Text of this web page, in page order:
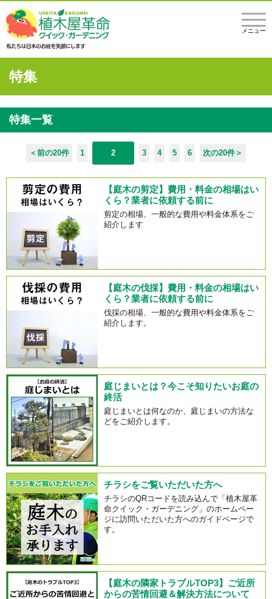
メニュー
特集
特集一覧
＜前の20件 1 2 3 4 5 6 次の20件＞
【庭木の剪定】費用・料金の相場はい
くら？業者に依頼する前に
剪定の相場、一般的な費用や料金体系をご
紹介します
【庭木の伐採】費用・料金の相場はい
くら？業者に依頼する前に
伐採の相場、一般的な費用や料金体系をご
紹介します。
庭じまいとは？今こそ知りたいお庭の
終活
庭じまいとは何なのか、庭じまいの方法な
どをご紹介します。
チラシをご覧いただいた方へ
チラシのQRコードを読み込んで「植木屋革
命クイック・ガーデニング」のホームペー
ジに訪問いただいた方へのガイドページで
す。
【庭木の隣家トラブルTOP3】ご近所
からの苦情回避＆解決方法について